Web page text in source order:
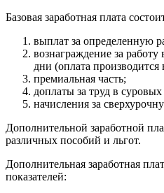
Базовая заработная плата
выплат за определенную
вознаграждение за
дни (оплата
премиальная часть;
доплаты за труд в
начисления за
Дополнительной заработной
различных пособий и льгот.
Дополнительная заработная
показателей: